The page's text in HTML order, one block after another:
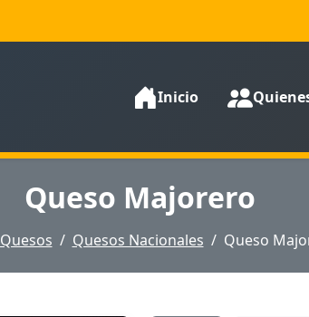
Inicio
Queso Majorero
Quesos Quesos Nacionales Queso